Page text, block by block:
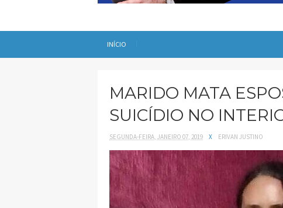
INÍCIO
MARIDO MATA
SUICÍDIO NO
SEGUNDA-FEIRA, JANEIRO 07, 2019 X ERIVAN JUSTINO